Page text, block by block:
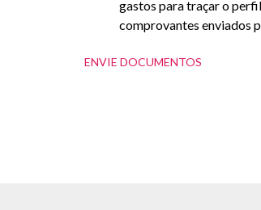
gastos para traçar o
comprovantes enviados
ENVIE DOCUMENTOS